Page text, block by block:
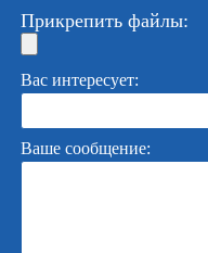
Прикрепить файлы:
Вас интересует:
Ваше сообщение: